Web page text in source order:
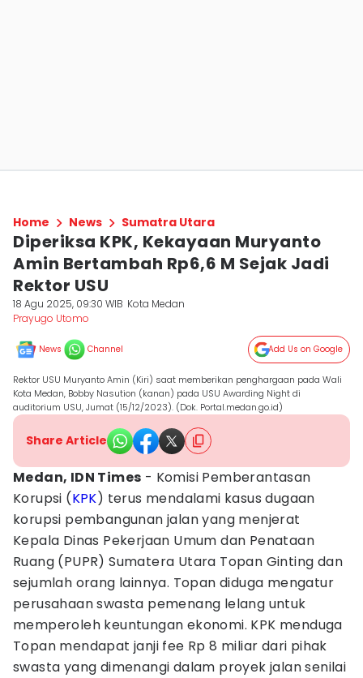
Home News Sumatra Utara
Diperiksa KPK, Kekayaan Muryanto
Amin Bertambah Rp6,6 M Sejak Jadi
Rektor USU
18 Agu 2025, 09:30 WIB Kota Medan
Prayugo Utomo
News Channel Add Us on Google
Rektor USU Muryanto Amin (Kiri) saat memberikan penghargaan pada Wali
Kota Medan, Bobby Nasution (kanan) pada USU Awarding Night di
auditorium USU, Jumat (15/12/2023). (Dok. Portal.medan.go.id)
Share Article
Medan, IDN Times - Komisi Pemberantasan
Korupsi (KPK) terus mendalami kasus dugaan
korupsi pembangunan jalan yang menjerat
Kepala Dinas Pekerjaan Umum dan Penataan
Ruang (PUPR) Sumatera Utara Topan Ginting dan
sejumlah orang lainnya. Topan diduga mengatur
perusahaan swasta pemenang lelang untuk
memperoleh keuntungan ekonomi. KPK menduga
Topan mendapat janji fee Rp 8 miliar dari pihak
swasta yang dimenangi dalam proyek jalan senilai